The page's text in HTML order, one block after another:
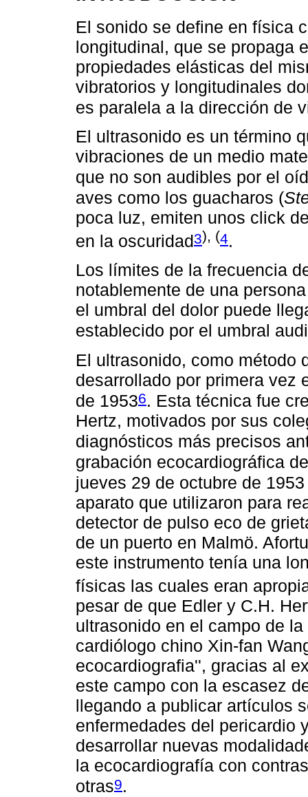
El sonido se define en física
longitudinal, que se propaga
propiedades elásticas del
vibratorios y longitudinales
es paralela a la dirección de
El ultrasonido es un término
vibraciones de un medio
que no son audibles por el
aves como los guacharos (
poca luz, emiten unos click
en la oscuridad3), (4.
Los límites de la frecuencia
notablemente de una
el umbral del dolor puede
establecido por el umbral
El ultrasonido, como método
desarrollado por primera vez
de 19536. Esta técnica fue
Hertz, motivados por sus
diagnósticos más precisos
grabación ecocardiográfica
jueves 29 de octubre de
aparato que utilizaron para
detector de pulso eco de
de un puerto en Malmö.
este instrumento tenía una
físicas las cuales eran
pesar de que Edler y C.H.
ultrasonido en el campo de
cardiólogo chino Xin-fan
ecocardiografia'', gracias al
este campo con la escasez
llegando a publicar artículos
enfermedades del pericardio
desarrollar nuevas
la ecocardiografía con
otras9.